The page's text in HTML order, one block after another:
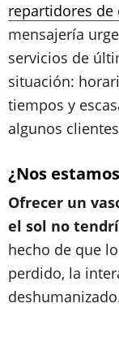
repartidores de
mensajería
servicios de
situación:
tiempos y
algunos
¿Nos
Ofrecer un
el sol no
hecho de que
perdido, la